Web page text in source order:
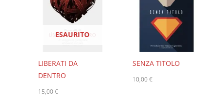
ESAURITO
LIBERATI DA
DENTRO
15,00€
SENZA TITOLO
10,00€